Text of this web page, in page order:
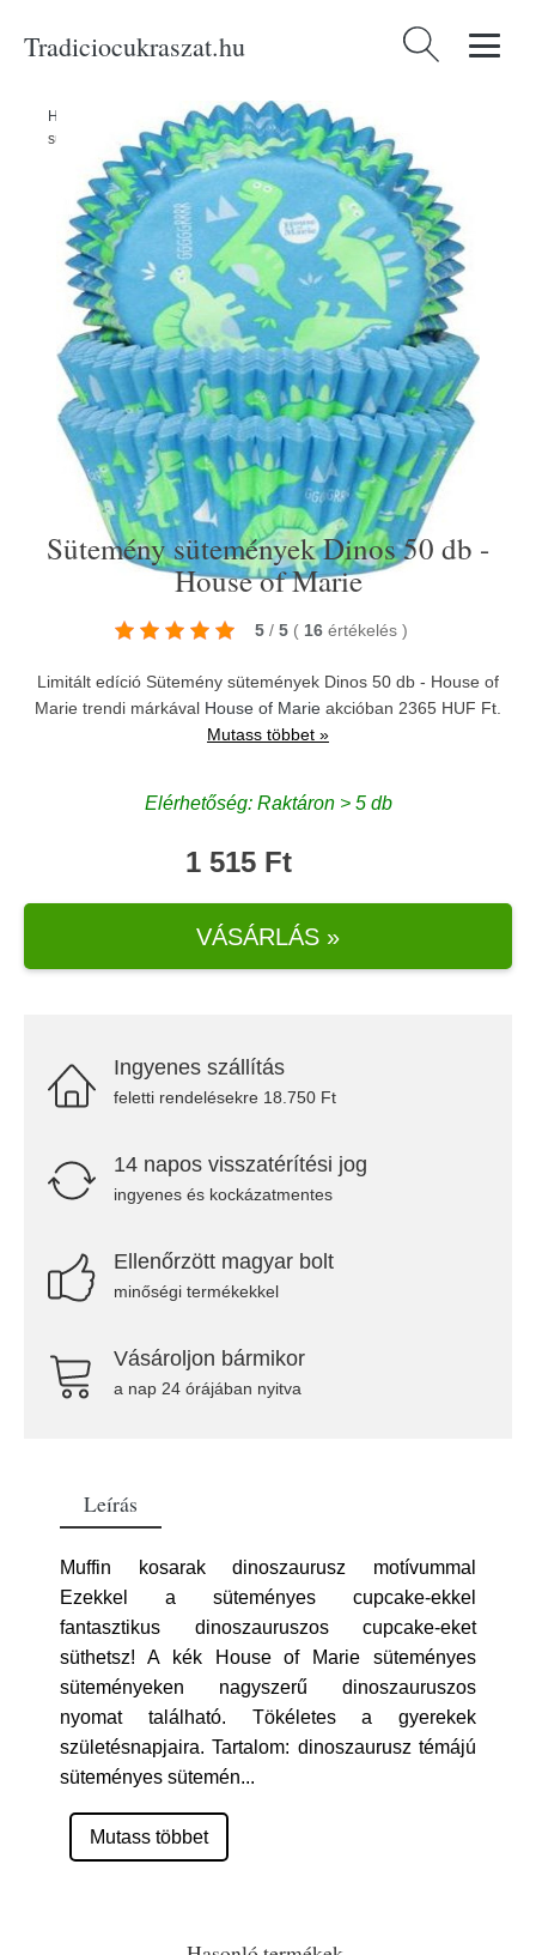
Tradiciocukraszat.hu Keresés:
Home /Sütéshez/Muffinok és cupcakes
sütemények Dinos 50 db - House of Marie
Sütemény sütemények Dinos 50 db -
House of Marie
5 / 5 ( 16 értékelés )
Limitált edíció Sütemény sütemények Dinos 50 db - House of
Marie trendi márkával House of Marie akcióban 2365 HUF Ft.
Mutass többet »
Elérhetőség: Raktáron > 5 db
1 515 Ft
VÁSÁRLÁS »
Ingyenes szállítás
feletti rendelésekre 18.750 Ft
14 napos visszatérítési jog
ingyenes és kockázatmentes
Ellenőrzött magyar bolt
minőségi termékekkel
Vásároljon bármikor
a nap 24 órájában nyitva
Leírás
Muffin kosarak dinoszaurusz motívummal
Ezekkel a süteményes cupcake-ekkel
fantasztikus dinoszauruszos cupcake-eket
süthetsz! A kék House of Marie süteményes
süteményeken nagyszerű dinoszauruszos
nyomat található. Tökéletes a gyerekek
születésnapjaira. Tartalom: dinoszaurusz témájú
süteményes sütemén...
Mutass többet